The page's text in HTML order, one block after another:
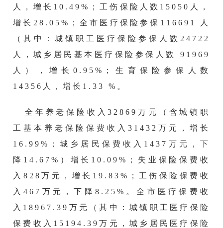
人，增长10.49%；工伤保险人数15050人，
增长28.05%； 全市医疗保险参保 116691 人
（其中：城镇职工医疗保险参保人数24722
人，城乡居民基本医疗保险参保人数 91969
人），增长0.95%；生育保险参保人数
14356人，增长1.33 %。
全年养老保险收入32869万元（含城镇职
工基本养老保险保费收入31432万元，增长
16.99%；城乡居民保费收入1437万元，下
降14.67%）增长10.09%；失业保险保费收
入828万元，增长19.83%；工伤保险保费收
入467万元，下降8.25%。全市医疗保费收
入 18967.39万元（其中：城镇职工医疗保险
保费收入15194.39万元，城乡居民医疗保险